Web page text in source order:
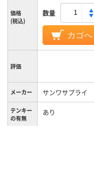
価格
(税込)
数量
カゴへ
評価
メーカー サンワサプライ
テンキー
の有無
あり